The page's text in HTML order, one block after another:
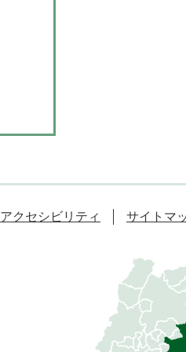
アクセシビリティ サイトマ